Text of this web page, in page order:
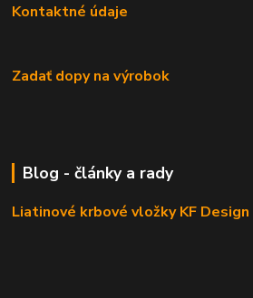
Kontaktné údaje
Zadať dopy na výrobok
Blog - články a rady
Liatinové krbové vložky KF Design